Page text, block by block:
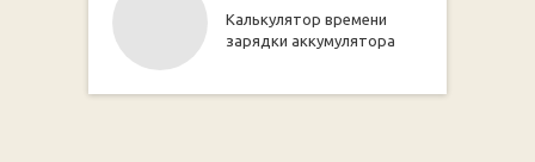
Калькулятор времени
зарядки аккумулятора